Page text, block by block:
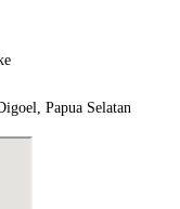
Papua Selatan